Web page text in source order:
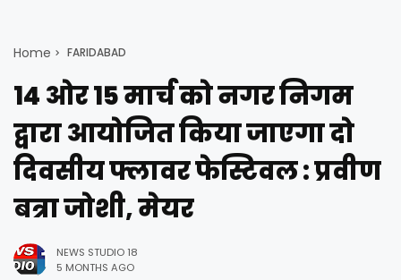
Home FARIDABAD
14 ओर 15 मार्च को नगर निगम
द्वारा आयोजित किया जाएगा दो
दिवसीय फ्लावर फेस्टिवल : प्रवीण
बत्रा जोशी, मेयर
NEWS STUDIO 18
5 MONTHS AGO